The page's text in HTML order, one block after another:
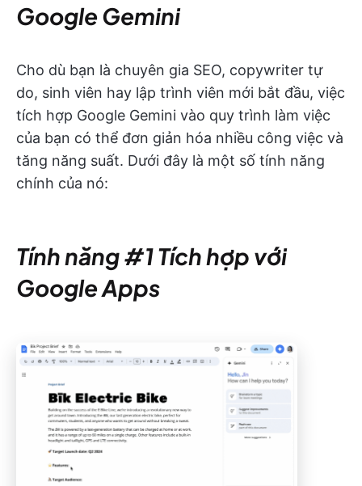
Google Gemini
Cho dù bạn là chuyên gia SEO, copywriter tự
do, sinh viên hay lập trình viên mới bắt đầu, việc
tích hợp Google Gemini vào quy trình làm việc
của bạn có thể đơn giản hóa nhiều công việc và
tăng năng suất. Dưới đây là một số tính năng
chính của nó:
Tính năng #1 Tích hợp với
Google Apps